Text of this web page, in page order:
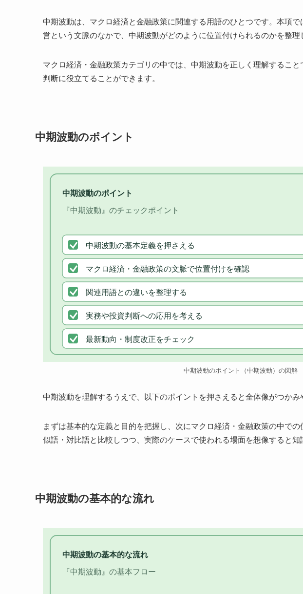
中期波動は、マクロ経済と金融政策に関連する用語のひとつです。本項
営という文脈のなかで、中期波動がどのように位置付けられるのかを整理
マクロ経済・金融政策カテゴリの中では、中期波動を正しく理解するこ
判断に役立てることができます。
中期波動のポイント
中期波動のポイント
『中期波動』のチェックポイント
中期波動の基本定義を押さえる
マクロ経済・金融政策の文脈で位置付けを確認
関連用語との違いを整理する
実務や投資判断への応用を考える
最新動向・制度改正をチェック
中期波動のポイント（中期波動）の図解
中期波動を理解するうえで、以下のポイントを押さえると全体像がつかみ
まずは基本的な定義と目的を把握し、次にマクロ経済・金融政策の中で
似語・対比語と比較しつつ、実際のケースで使われる場面を想像すると知
中期波動の基本的な流れ
中期波動の基本的な流れ
『中期波動』の基本フロー